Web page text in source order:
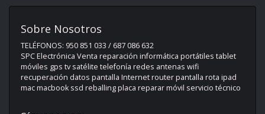
Sobre Nosotros
TELÉFONOS: 950 851 033 / 687 086 632
SPC Electrónica Venta reparación informática portátiles tablet
móviles gps tv satélite telefonía redes antenas wifi
recuperación datos pantalla Internet router pantalla rota ipad
mac macbook ssd reballing placa reparar móvil servicio técnico